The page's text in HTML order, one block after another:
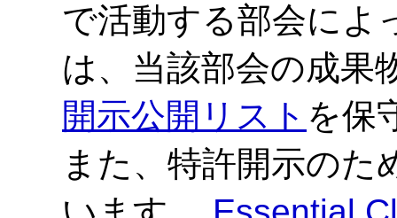
で活動する部会によ
は、当該部会の成果
開示公開リスト を保
また、特許開示のた